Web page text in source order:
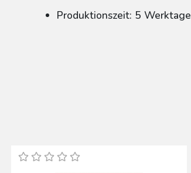
Produktionszeit: 5 Werktage